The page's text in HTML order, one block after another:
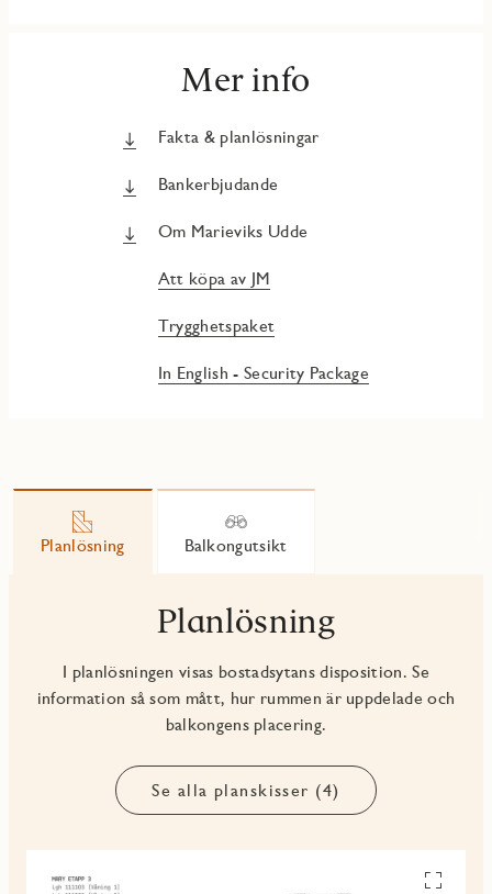
Mer info
Fakta & planlösningar
Bankerbjudande
Om Marieviks Udde
Att köpa av JM
Trygghetspaket
In English - Security Package
Planlösning Balkongutsikt
Planlösning
I planlösningen visas bostadsytans disposition. Se
information så som mått, hur rummen är uppdelade och
balkongens placering.
Se alla planskisser (4)
Se